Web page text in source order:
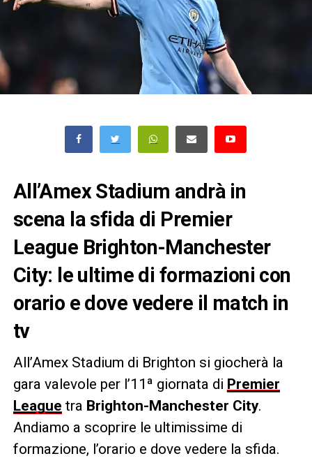
All’Amex Stadium andrà in
scena la sfida di Premier
League Brighton-Manchester
City: le ultime di formazioni con
orario e dove vedere il match in
tv
All’Amex Stadium di Brighton si giocherà la
gara valevole per l’11ª giornata di Premier
League tra Brighton-Manchester City.
Andiamo a scoprire le ultimissime di
formazione, l’orario e dove vedere la sfida.